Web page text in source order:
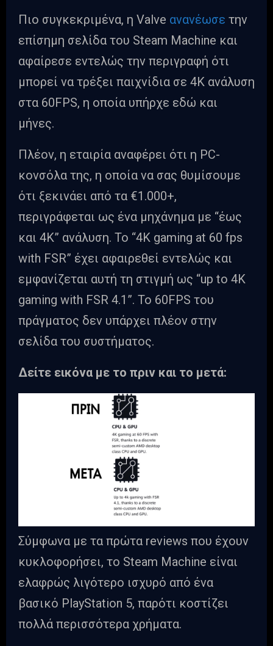
Πιο συγκεκριμένα, η Valve ανανέωσε την
επίσημη σελίδα του Steam Machine και
αφαίρεσε εντελώς την περιγραφή ότι
μπορεί να τρέξει παιχνίδια σε 4K ανάλυση
στα 60FPS, η οποία υπήρχε εδώ και
μήνες.
Πλέον, η εταιρία αναφέρει ότι η PC-
κονσόλα της, η οποία να σας θυμίσουμε
ότι ξεκινάει από τα €1.000+,
περιγράφεται ως ένα μηχάνημα με “έως
και 4K” ανάλυση. Το “4K gaming at 60 fps
with FSR” έχει αφαιρεθεί εντελώς και
εμφανίζεται αυτή τη στιγμή ως “up to 4K
gaming with FSR 4.1”. Το 60FPS του
πράγματος δεν υπάρχει πλέον στην
σελίδα του συστήματος.
Δείτε εικόνα με το πριν και το μετά:
Σύμφωνα με τα πρώτα reviews που έχουν
κυκλοφορήσει, το Steam Machine είναι
ελαφρώς λιγότερο ισχυρό από ένα
βασικό PlayStation 5, παρότι κοστίζει
πολλά περισσότερα χρήματα.